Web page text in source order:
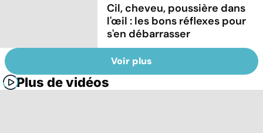
Cil, cheveu, poussière dans
l'œil : les bons réflexes pour
s'en débarrasser
Voir plus
Plus de vidéos